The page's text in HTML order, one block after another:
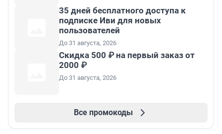
35 дней бесплатного доступа к
подписке Иви для новых
пользователей
До 31 августа, 2026
Скидка 500 ₽ на первый заказ от
2000 ₽
До 31 августа, 2026
Все промокоды